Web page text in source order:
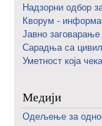
Надзорни одбор
Кворум -
Јавно заговарање
Сарадња са
Уметност која
Медији
Одељење за